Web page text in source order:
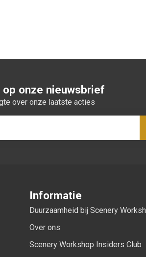
op onze nieuwsbrief
over onze laatste acties
Informatie
Duurzaamheid bij Scenery
Over ons
Scenery Workshop Insiders Club